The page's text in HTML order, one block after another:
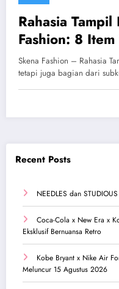
Rahasia
Fashion: 8
Skena Fashion – Rahasia
tetapi juga bagian dari
Recent Posts
NEEDLES dan
Coca-Cola x New Era x
Eksklusif Bernuansa Retro
Kobe Bryant x Nike Air
Meluncur 15 Agustus 2026